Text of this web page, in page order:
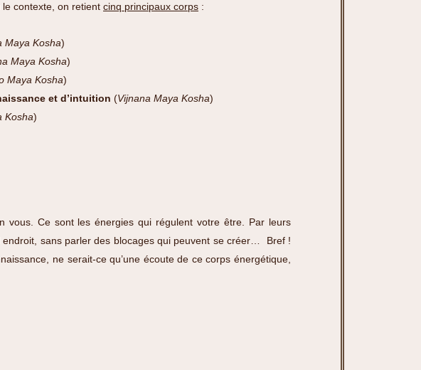
le contexte, on retient cinq principaux corps :
Maya Kosha)
Maya Kosha)
Maya Kosha)
et d’intuition (Vijnana Maya Kosha)
Kosha)
vous. Ce sont les énergies qui régulent votre être. Par leurs
sans parler des blocages qui peuvent se créer… Bref !
ne serait-ce qu’une écoute de ce corps énergétique,